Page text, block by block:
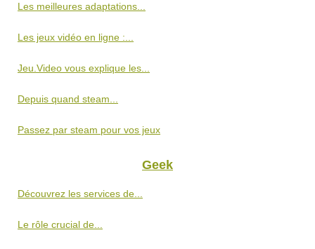
Les meilleures adaptations...
Les jeux vidéo en ligne :...
Jeu.Video vous explique les...
Depuis quand steam...
Passez par steam pour vos jeux
Geek
Découvrez les services de...
Le rôle crucial de...